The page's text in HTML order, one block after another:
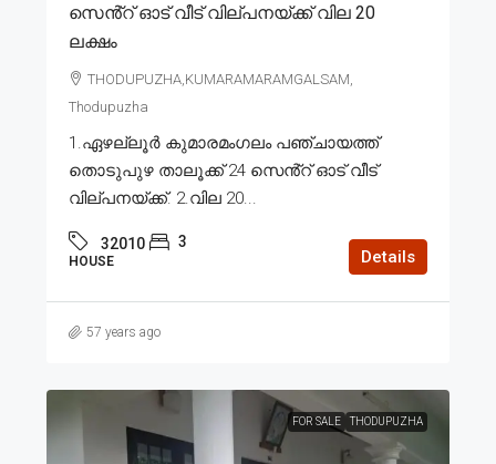
സെൻ്റ് ഓട് വീട് വില്പനയ്ക്ക് വില 20
ലക്ഷം
THODUPUZHA,KUMARAMARAMGALSAM,
Thodupuzha
1.ഏഴല്ലൂർ കുമാരമംഗലം പഞ്ചായത്ത്
തൊടുപുഴ താലൂക്ക് 24 സെൻ്റ് ഓട് വീട്
വില്പനയ്ക്ക്. 2.വില 20...
32010 3
HOUSE Details
57 years ago
FOR SALE THODUPUZHA